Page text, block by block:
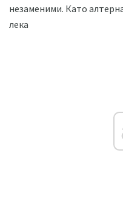
незаменими. Като
лека